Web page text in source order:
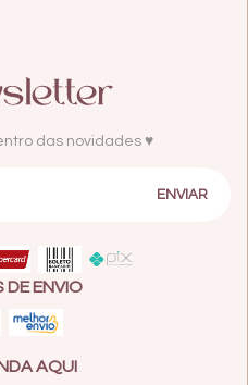
das novidades ♥
DE ENVIO
AQUI